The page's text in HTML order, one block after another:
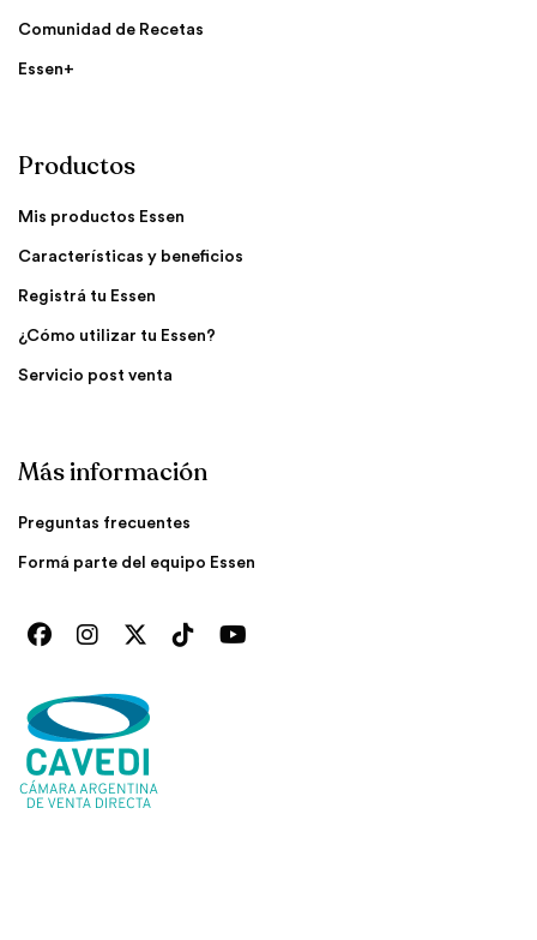
Comunidad de Recetas
Essen+
Productos
Mis productos Essen
Características y beneficios
Registrá tu Essen
¿Cómo utilizar tu Essen?
Servicio post venta
Más información
Preguntas frecuentes
Formá parte del equipo Essen